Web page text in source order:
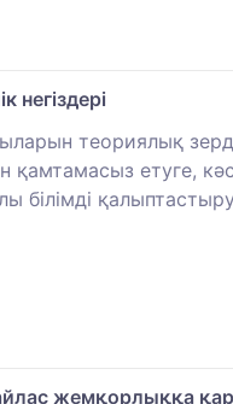
негіздері
теориялық
етуге,
жемқорлыққа